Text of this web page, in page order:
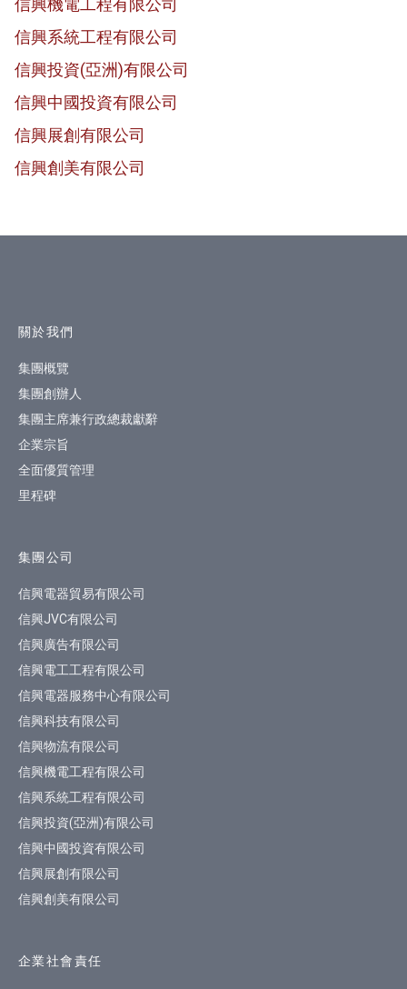
信興機電工程有限公司
信興系統工程有限公司
信興投資(亞洲)有限公司
信興中國投資有限公司
信興展創有限公司
信興創美有限公司
網站指南
關於我們
集團概覽
集團創辦人
集團主席兼行政總裁獻辭
企業宗旨
全面優質管理
里程碑
集團公司
信興電器貿易有限公司
信興JVC有限公司
信興廣告有限公司
信興電工工程有限公司
信興電器服務中心有限公司
信興科技有限公司
信興物流有限公司
信興機電工程有限公司
信興系統工程有限公司
信興投資(亞洲)有限公司
信興中國投資有限公司
信興展創有限公司
信興創美有限公司
企業社會責任